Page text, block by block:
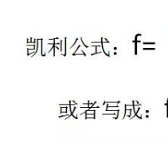
Tiếng việt
ไทย